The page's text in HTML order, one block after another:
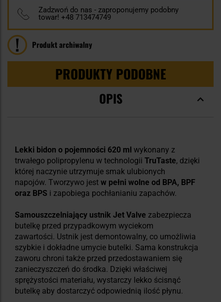
Zadzwoń do nas - zaproponujemy podobny
towar! +48 713474749
Produkt archiwalny
PRODUKTY PODOBNE
OPIS
Lekki bidon o pojemności 620 ml wykonany z
trwałego polipropylenu w technologii TruTaste, dzięki
której naczynie utrzymuje smak ulubionych
napojów. Tworzywo jest w pełni wolne od BPA, BPF
oraz BPS i zapobiega pochłanianiu zapachów.
Samouszczelniający ustnik Jet Valve zabezpiecza
butelkę przed przypadkowym wyciekom
zawartości. Ustnik jest demontowalny, co umożliwia
szybkie i dokładne umycie butelki. Sama konstrukcja
zaworu chroni także przed przedostawaniem się
zanieczyszczeń do środka. Dzięki właściwej
sprężystości materiału, wystarczy lekko ścisnąć
butelkę aby dostarczyć odpowiednią ilość płynu.